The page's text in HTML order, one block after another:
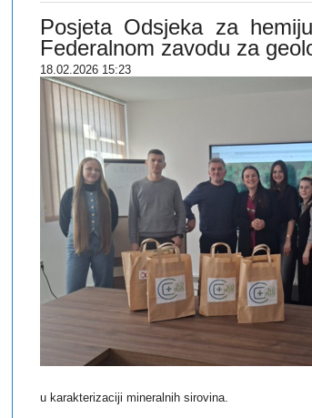
Posjeta Odsjeka za
Federalnom zavodu za
18.02.2026 15:23
u karakterizaciji mineralnih sirovina.